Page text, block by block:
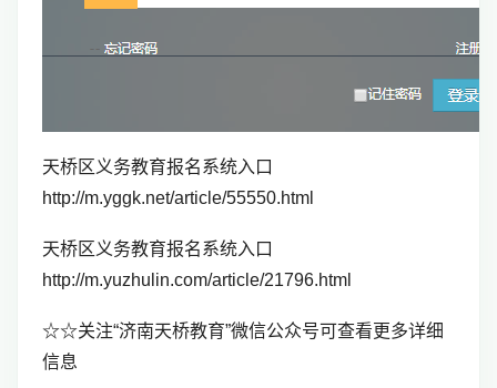
天桥区义务教育报名系统入口
http://m.yggk.net/article/55550.html
天桥区义务教育报名系统入口
http://m.yuzhulin.com/article/21796.html
☆☆关注“济南天桥教育”微信公众号可查看更多详细
信息